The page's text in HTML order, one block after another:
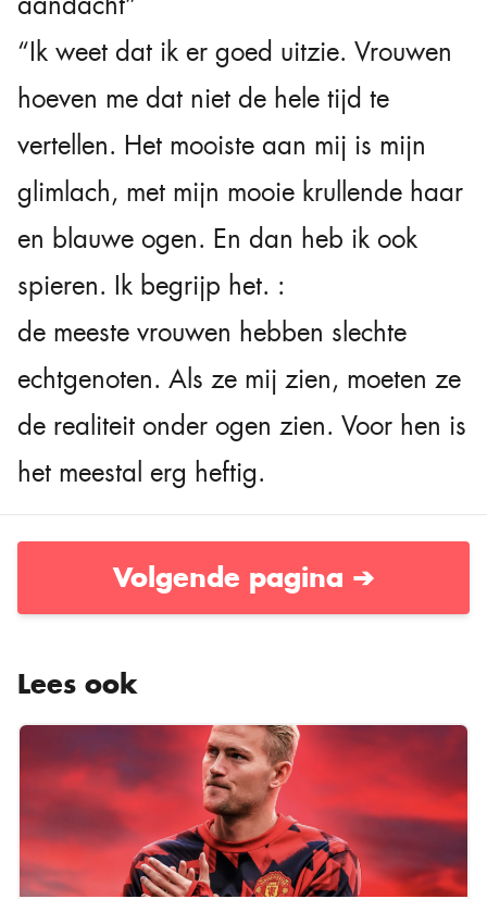
“Ik weet dat ik er goed uitzie. Vrouwen
hoeven me dat niet de hele tijd te
vertellen. Het mooiste aan mij is mijn
glimlach, met mijn mooie krullende haar
en blauwe ogen. En dan heb ik ook
spieren. Ik begrijp het. :
de meeste vrouwen hebben slechte
echtgenoten. Als ze mij zien, moeten ze
de realiteit onder ogen zien. Voor hen is
het meestal erg heftig.
Volgende pagina ➔
Lees ook